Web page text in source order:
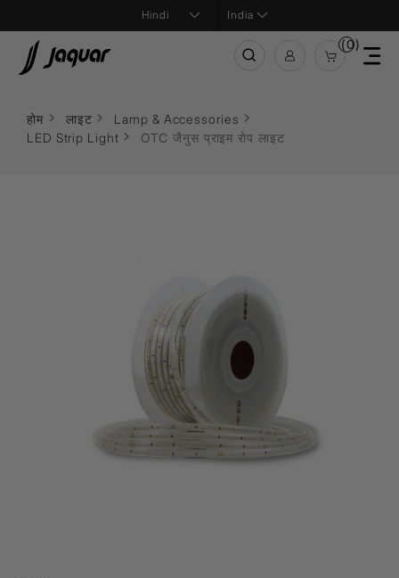
India
(0)
होम लाइट
Lamp & Accessories
LED Strip Light
OTC जैनुस प्राइम रोप लाइट